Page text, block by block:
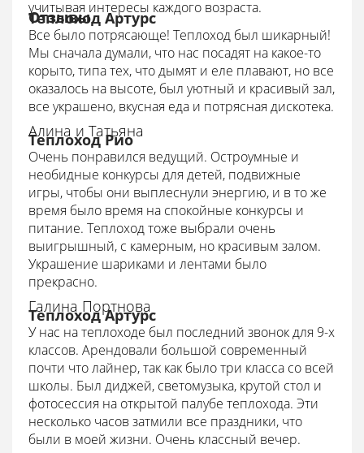
учитывая интересы каждого возраста.
Отзывы
Теплоход Артурс
Все было потрясающе! Теплоход был шикарный!
Мы сначала думали, что нас посадят на какое-то
корыто, типа тех, что дымят и еле плавают, но все
оказалось на высоте, был уютный и красивый зал,
все украшено, вкусная еда и потрясная дискотека.
Алина и Татьяна
Теплоход Рио
Очень понравился ведущий. Остроумные и
необидные конкурсы для детей, подвижные
игры, чтобы они выплеснули энергию, и в то же
время было время на спокойные конкурсы и
питание. Теплоход тоже выбрали очень
выигрышный, с камерным, но красивым залом.
Украшение шариками и лентами было
прекрасно.
Галина Портнова
Теплоход Артурс
У нас на теплоходе был последний звонок для 9-х
классов. Арендовали большой современный
почти что лайнер, так как было три класса со всей
школы. Был диджей, светомузыка, крутой стол и
фотосессия на открытой палубе теплохода. Эти
несколько часов затмили все праздники, что
были в моей жизни. Очень классный вечер.